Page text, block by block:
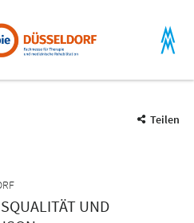
Teilen
UND